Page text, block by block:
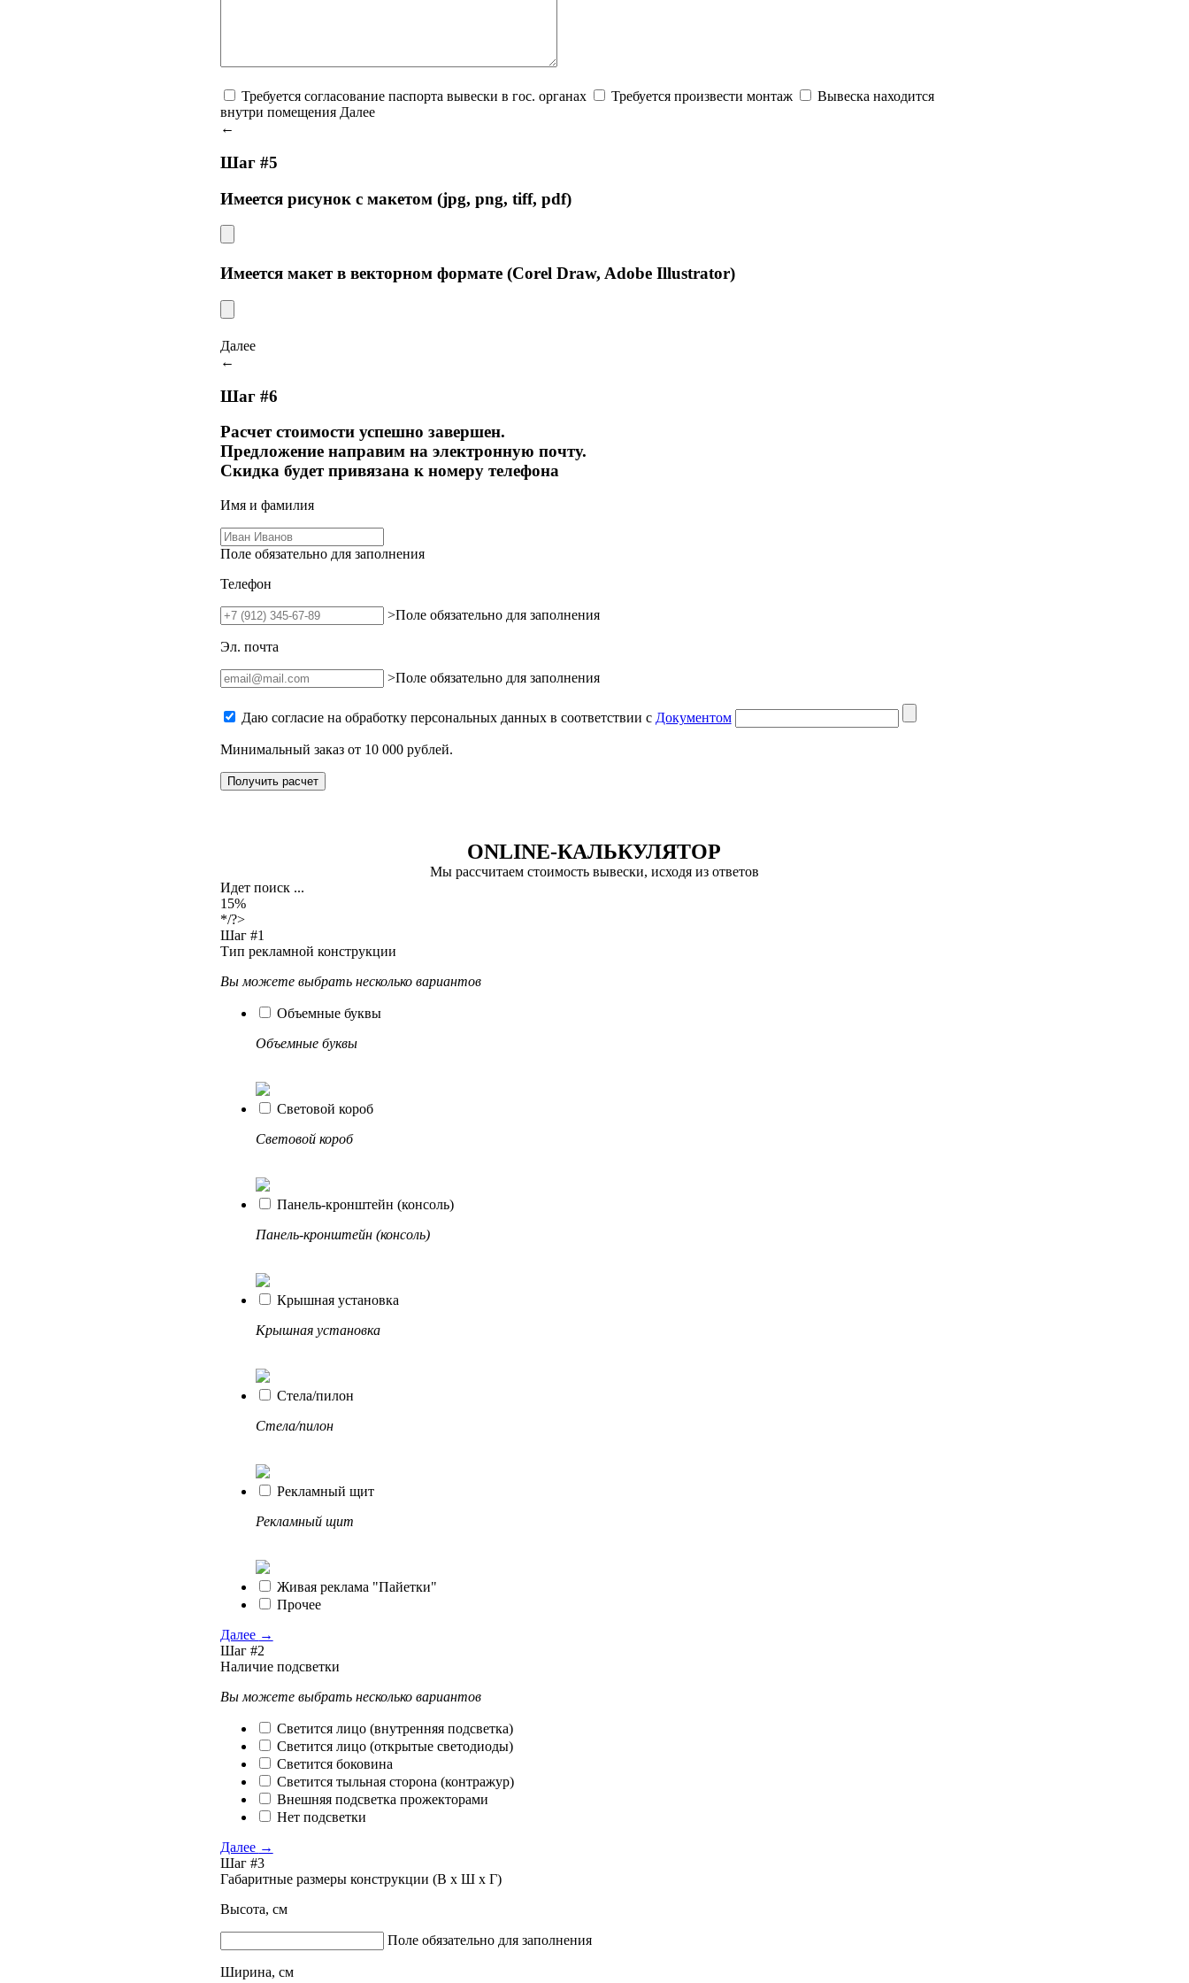
Требуется согласование паспорта вывески в гос. органах Требуется произвести монтаж
Вывеска находится
внутри помещения Далее
←
Шаг #5
Имеется рисунок с макетом (jpg, png, tiff, pdf)
Имеется макет в векторном формате (Corel Draw, Adobe Illustrator)
Далее
←
Шаг #6
Расчет стоимости успешно завершен.
Предложение направим на электронную почту.
Скидка будет привязана к номеру телефона
Имя и фамилия
Поле обязательно для заполнения
Телефон
>Поле обязательно для заполнения
Эл. почта
>Поле обязательно для заполнения
Даю согласие на обработку персональных данных в соответствии с Документом
Минимальный заказ от 10 000 рублей.
Получить расчет
ONLINE-КАЛЬКУЛЯТОР
Мы рассчитаем стоимость вывески, исходя из ответов
Идет поиск ...
15%
*/?>
Шаг #1
Тип рекламной конструкции
Вы можете выбрать несколько вариантов
Объемные буквы
Объемные буквы
Световой короб
Световой короб
Панель-кронштейн (консоль)
Панель-кронштейн (консоль)
Крышная установка
Крышная установка
Стела/пилон
Стела/пилон
Рекламный щит
Рекламный щит
Живая реклама "Пайетки"
Прочее
Далее →
Шаг #2
Наличие подсветки
Вы можете выбрать несколько вариантов
Светится лицо (внутренняя подсветка)
Светится лицо (открытые светодиоды)
Светится боковина
Светится тыльная сторона (контражур)
Внешняя подсветка прожекторами
Нет подсветки
Далее →
Шаг #3
Габаритные размеры конструкции (В х Ш х Г)
Высота, см
Поле обязательно для заполнения
Ширина, см